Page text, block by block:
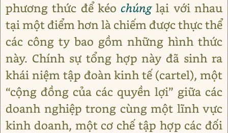
phương thức để kéo chúnglại với nhau
tại một điểm hơn là chiếm được thực thể
các công ty bao gồm những hình thức
này. Chính sự tổng hợp này đã sinh ra
khái niệm tập đoàn kinh tế (cartel), một
“cộng đồng của các quyền lợi” giữa các
doanh nghiệp trong cùng một lĩnh vực
kinh doanh, một cơ chế tập hợp các đối